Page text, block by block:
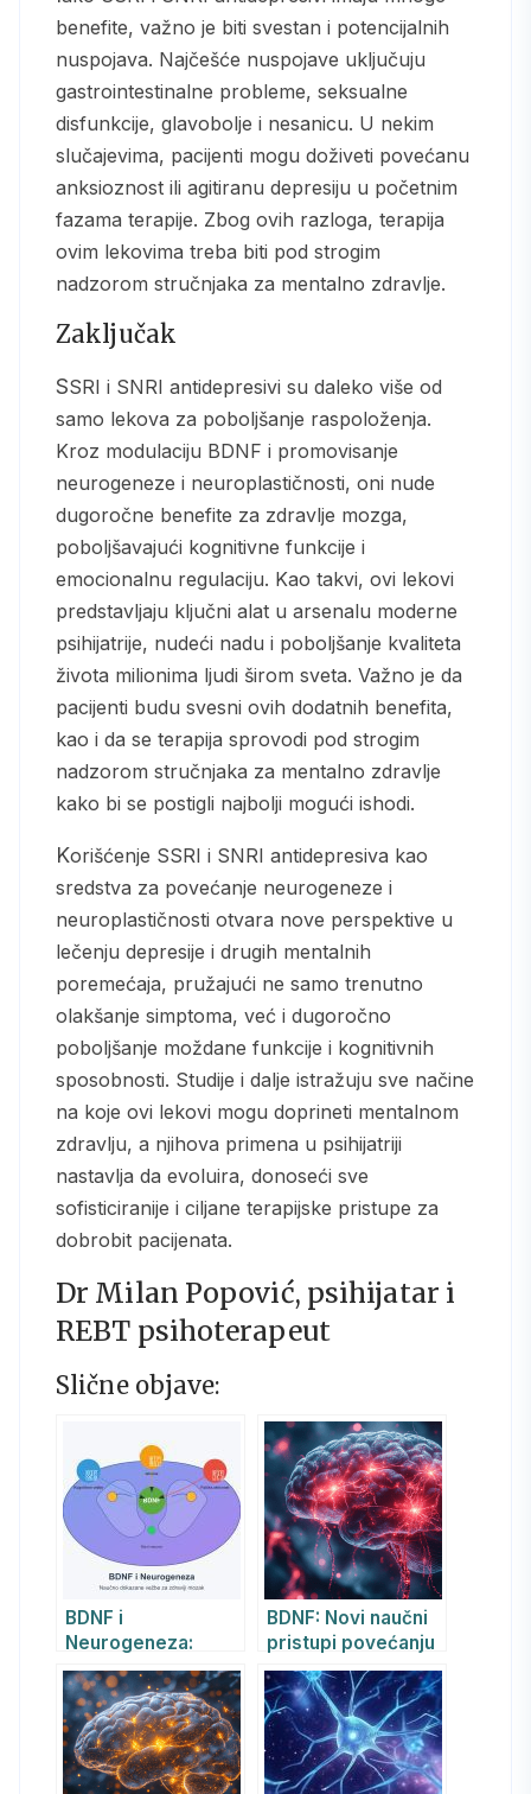
benefite, važno je biti svestan i potencijalnih
nuspojava. Najčešće nuspojave uključuju
gastrointestinalne probleme, seksualne
disfunkcije, glavobolje i nesanicu. U nekim
slučajevima, pacijenti mogu doživeti povećanu
anksioznost ili agitiranu depresiju u početnim
fazama terapije. Zbog ovih razloga, terapija
ovim lekovima treba biti pod strogim
nadzorom stručnjaka za mentalno zdravlje.
Zaključak
SSRI i SNRI antidepresivi su daleko više od
samo lekova za poboljšanje raspoloženja.
Kroz modulaciju BDNF i promovisanje
neurogeneze i neuroplastičnosti, oni nude
dugoročne benefite za zdravlje mozga,
poboljšavajući kognitivne funkcije i
emocionalnu regulaciju. Kao takvi, ovi lekovi
predstavljaju ključni alat u arsenalu moderne
psihijatrije, nudeći nadu i poboljšanje kvaliteta
života milionima ljudi širom sveta. Važno je da
pacijenti budu svesni ovih dodatnih benefita,
kao i da se terapija sprovodi pod strogim
nadzorom stručnjaka za mentalno zdravlje
kako bi se postigli najbolji mogući ishodi.
Korišćenje SSRI i SNRI antidepresiva kao
sredstva za povećanje neurogeneze i
neuroplastičnosti otvara nove perspektive u
lečenju depresije i drugih mentalnih
poremećaja, pružajući ne samo trenutno
olakšanje simptoma, već i dugoročno
poboljšanje moždane funkcije i kognitivnih
sposobnosti. Studije i dalje istražuju sve načine
na koje ovi lekovi mogu doprineti mentalnom
zdravlju, a njihova primena u psihijatriji
nastavlja da evoluira, donoseći sve
sofisticiranije i ciljane terapijske pristupe za
dobrobit pacijenata.
Dr Milan Popović, psihijatar i
REBT psihoterapeut
Slične objave:
BDNF i
Neurogeneza:
Naučno dokazane
vežbe za zdraviji
mozak
BDNF: Novi naučni
pristupi povećanju
BDNF u mozgu:
epigenetika,
mikrobiom i
personalizovana
terapija